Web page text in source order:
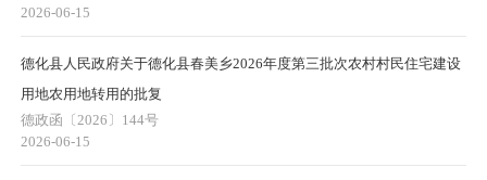
2026-06-15
德化县人民政府关于德化县春美乡2026年度第三批次农村村民住宅建设
用地农用地转用的批复
德政函〔2026〕144号
2026-06-15